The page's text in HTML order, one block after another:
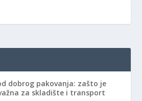
dobrog pakovanja: zašto je
za skladište i transport